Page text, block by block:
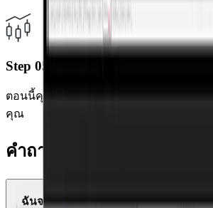
Step 05
ตอนนี้คุณสามารถเทรดได้ทุกที่ทุกเวลาผ่
คุณ
คำถามที่พบบ่อย
ฉันจะเทรดบน MetaTrader 5 โดยใช้แ